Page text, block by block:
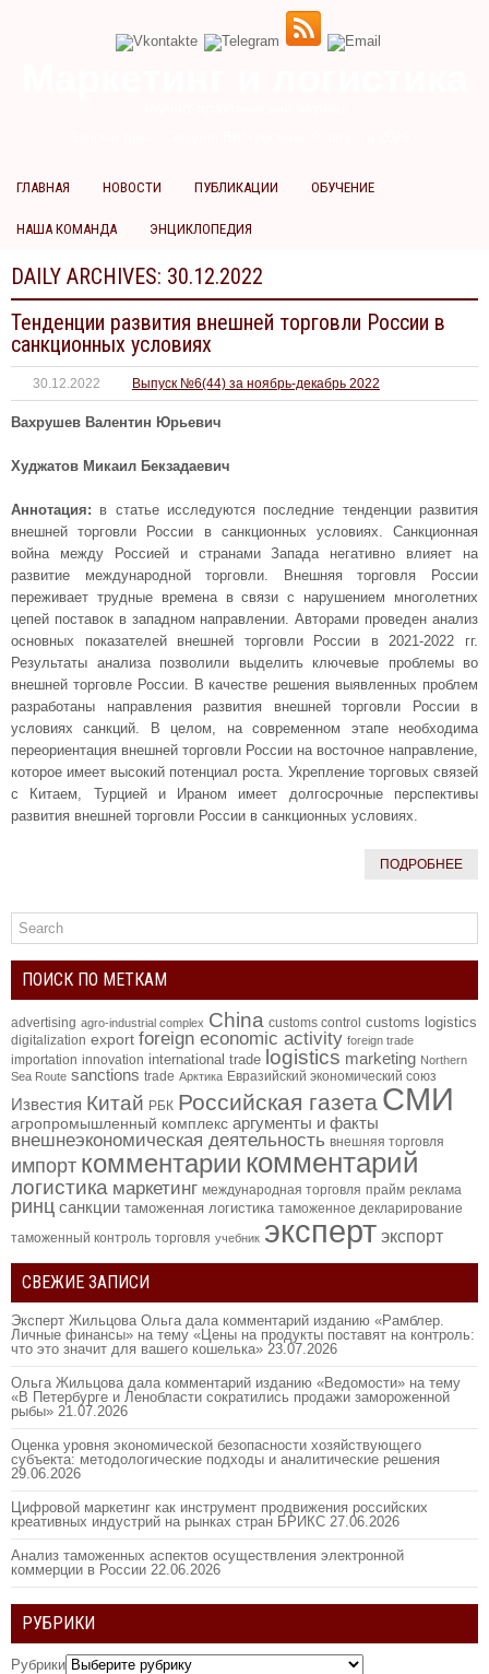
ГЛАВНАЯ НОВОСТИ ПУБЛИКАЦИИ ОБУЧЕНИЕ
НАША КОМАНДА ЭНЦИКЛОПЕДИЯ
DAILY ARCHIVES: 30.12.2022
Тенденции развития внешней торговли России в
санкционных условиях
30.12.2022 Выпуск №6(44) за ноябрь-декабрь 2022
Вахрушев Валентин Юрьевич
Худжатов Микаил Бекзадаевич
Аннотация: в статье исследуются последние тенденции развития
внешней торговли России в санкционных условиях. Санкционная
война между Россией и странами Запада негативно влияет на
развитие международной торговли. Внешняя торговля России
переживает трудные времена в связи с нарушением многолетних
цепей поставок в западном направлении. Авторами проведен анализ
основных показателей внешней торговли России в 2021-2022 гг.
Результаты анализа позволили выделить ключевые проблемы во
внешней торговле России. В качестве решения выявленных проблем
разработаны направления развития внешней торговли России в
условиях санкций. В целом, на современном этапе необходима
переориентация внешней торговли России на восточное направление,
которое имеет высокий потенциал роста. Укрепление торговых связей
с Китаем, Турцией и Ираном имеет долгосрочные перспективы
развития внешней торговли России в санкционных условиях.
ПОДРОБНЕЕ
ПОИСК ПО МЕТКАМ
advertising agro-industrial complex China customs control customs logistics
digitalization export foreign economic activity foreign trade
importation innovation international trade logistics marketing Northern
Sea Route sanctions trade Арктика Евразийский экономический союз
Известия Китай РБК Российская газета СМИ
агропромышленный комплекс аргументы и факты
внешнеэкономическая деятельность внешняя торговля
импорт комментарии комментарий
логистика маркетинг международная торговля прайм реклама
ринц санкции таможенная логистика таможенное декларирование
таможенный контроль торговля учебник эксперт экспорт
СВЕЖИЕ ЗАПИСИ
Эксперт Жильцова Ольга дала комментарий изданию «Рамблер.
Личные финансы» на тему «Цены на продукты поставят на контроль:
что это значит для вашего кошелька» 23.07.2026
Ольга Жильцова дала комментарий изданию «Ведомости» на тему
«В Петербурге и Ленобласти сократились продажи замороженной
рыбы» 21.07.2026
Оценка уровня экономической безопасности хозяйствующего
субъекта: методологические подходы и аналитические решения
29.06.2026
Цифровой маркетинг как инструмент продвижения российских
креативных индустрий на рынках стран БРИКС 27.06.2026
Анализ таможенных аспектов осуществления электронной
коммерции в России 22.06.2026
РУБРИКИ
Рубрики